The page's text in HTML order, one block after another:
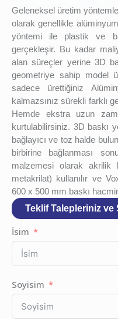
Geleneksel üretim
olarak genellikle
yöntemi ile plastik ve
gerçekleşir. Bu kadar
alan süreçler yerine 3D
geometriye sahip model
sadece ürettiğiniz
kalmazsınız sürekli farklı
Hemde ekstra uzun
kurtulabilirsiniz. 3D baskı
bağlayıcı ve toz halde
birbirine bağlanması
malzemesi olarak akrilik
metakrilat) kullanılır ve
600 x 500 mm baskı
Teklif Talepleriniz ve
İsim
Soyisim